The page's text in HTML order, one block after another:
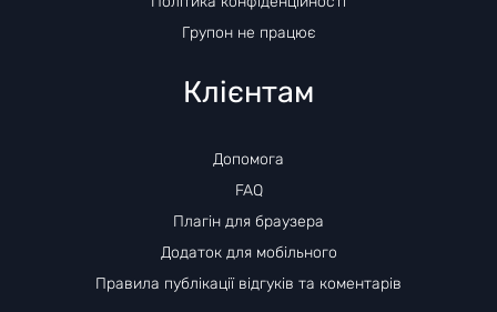
Групон не працює
Клієнтам
Допомога
FAQ
Плагін для браузера
Додаток для мобільного
Правила публікації відгуків та коментарів